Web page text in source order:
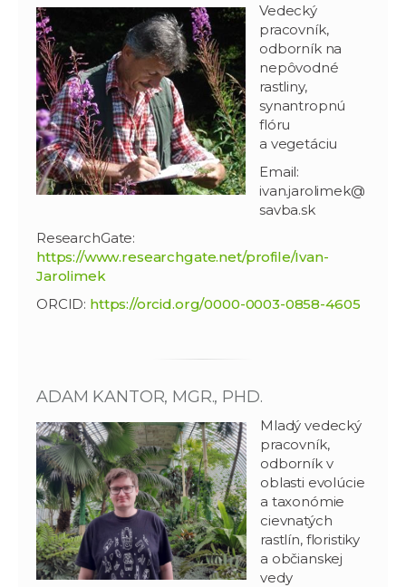
Vedecký
pracovník,
odborník na
nepôvodné
rastliny,
synantropnú
flóru
a vegetáciu
Email:
ivan.jarolimek@
savba.sk
ResearchGate:
https://www.researchgate.net/profile/Ivan-
Jarolimek
ORCID: https://orcid.org/0000-0003-0858-4605
ADAM KANTOR, MGR., PHD.
Mladý vedecký
pracovník,
odborník v
oblasti evolúcie
a taxonómie
cievnatých
rastlín, floristiky
a občianskej
vedy